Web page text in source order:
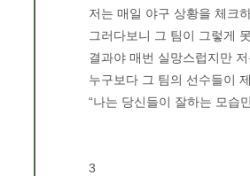
저는 매일 야구 상황을 체크
그러다보니 그 팀이 그렇게
결과야 매번 실망스럽지만
누구보다 그 팀의 선수들이
“나는 당신들이 잘하는 모습
3